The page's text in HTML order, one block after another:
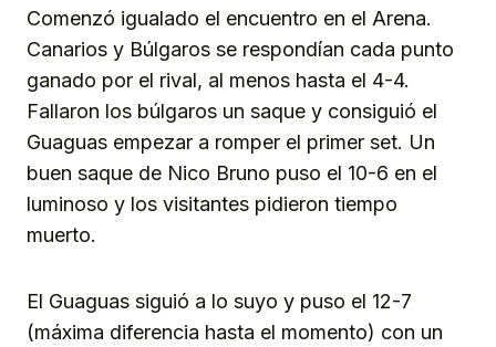
Comenzó igualado el encuentro en el Arena.
Canarios y Búlgaros se respondían cada punto
ganado por el rival, al menos hasta el 4-4.
Fallaron los búlgaros un saque y consiguió el
Guaguas empezar a romper el primer set. Un
buen saque de Nico Bruno puso el 10-6 en el
luminoso y los visitantes pidieron tiempo
muerto.
El Guaguas siguió a lo suyo y puso el 12-7
(máxima diferencia hasta el momento) con un